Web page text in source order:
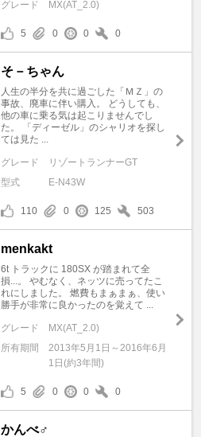
グレード MX(AT_2.0)
5 0 0 0
そ－ちゃん
人生の半分を共に過ごした「ＭＺ」の
事故、廃車に伴い購入。 どうしても、
他の車に乗る気は起こりませんでし
た。 「ディーゼル」のシャリオを探し
ては見た ...
グレード
リゾートランナーGT
型式
E-N43W
110 0 125 503
menkakt
6t トラックに 180SX が踏まれて全
損...。 やむなく、ネッツに売ってたこ
れにしました。 燃費もまぁまぁ、使い
勝手が非常に良かったのを覚えて ...
グレード
MX(AT_2.0)
所有期間
2013年5月1日～2016年6月
1日(約3年間)
5 0 0 0
かんべ♂